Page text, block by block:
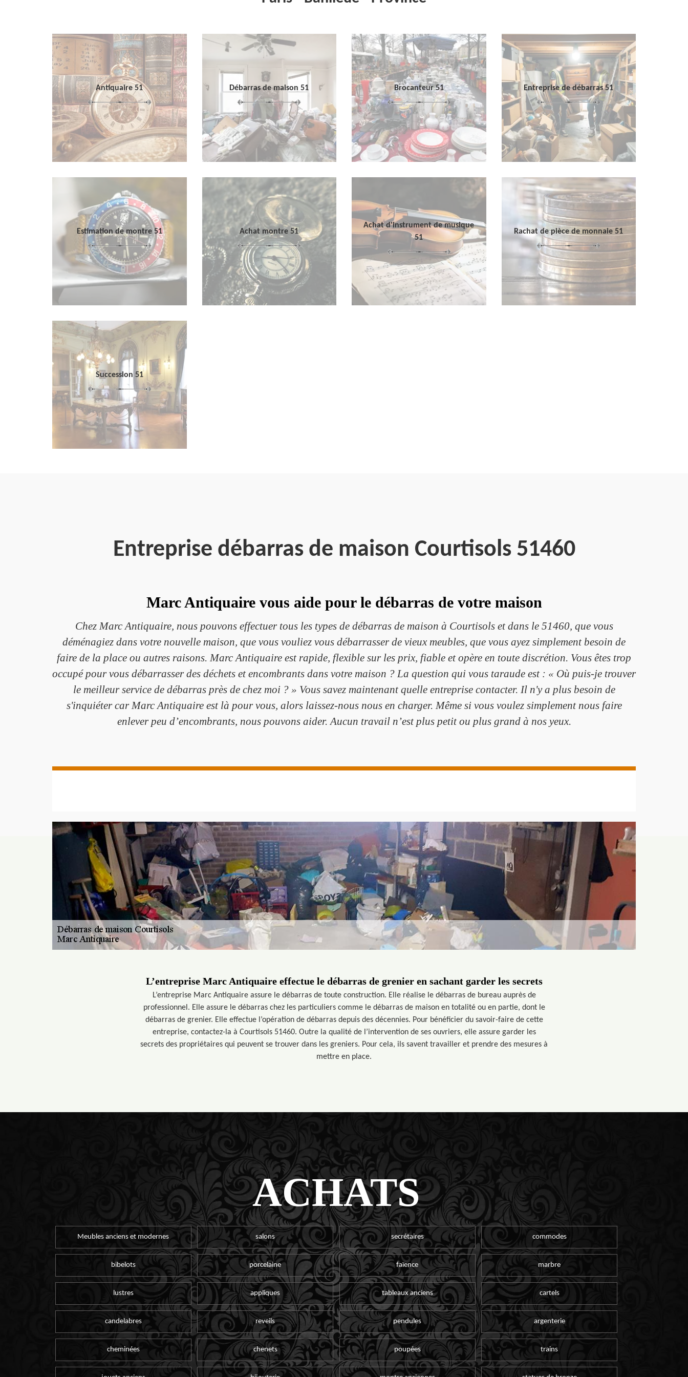
Antiquaire 51 Débarras de maison 51 Brocanteur 51 Entreprise de débarras 51
Estimation de montre 51 Achat montre 51
Achat d'instrument de musique
51
Rachat de pièce de monnaie 51
Succession 51
Entreprise débarras de maison Courtisols 51460
Marc Antiquaire vous aide pour le débarras de votre maison
Chez Marc Antiquaire, nous pouvons effectuer tous les types de débarras de maison à Courtisols et dans le 51460, que vous
déménagiez dans votre nouvelle maison, que vous vouliez vous débarrasser de vieux meubles, que vous ayez simplement besoin de
faire de la place ou autres raisons. Marc Antiquaire est rapide, flexible sur les prix, fiable et opère en toute discrétion. Vous êtes trop
occupé pour vous débarrasser des déchets et encombrants dans votre maison ? La question qui vous taraude est : « Où puis-je trouver
le meilleur service de débarras près de chez moi ? » Vous savez maintenant quelle entreprise contacter. Il n'y a plus besoin de
s'inquiéter car Marc Antiquaire est là pour vous, alors laissez-nous nous en charger. Même si vous voulez simplement nous faire
enlever peu d’encombrants, nous pouvons aider. Aucun travail n’est plus petit ou plus grand à nos yeux.
L’entreprise Marc Antiquaire effectue le débarras de grenier en sachant garder les secrets
L’entreprise Marc Antiquaire assure le débarras de toute construction. Elle réalise le débarras de bureau auprès de
professionnel. Elle assure le débarras chez les particuliers comme le débarras de maison en totalité ou en partie, dont le
débarras de grenier. Elle effectue l’opération de débarras depuis des décennies. Pour bénéficier du savoir-faire de cette
entreprise, contactez-la à Courtisols 51460. Outre la qualité de l’intervention de ses ouvriers, elle assure garder les
secrets des propriétaires qui peuvent se trouver dans les greniers. Pour cela, ils savent travailler et prendre des mesures à
mettre en place.
ACHATS
Meubles anciens et modernes salons secrétaires commodes
bibelots porcelaine faïence marbre
lustres appliques tableaux anciens cartels
candelabres reveils pendules argenterie
cheminées chenets poupées trains